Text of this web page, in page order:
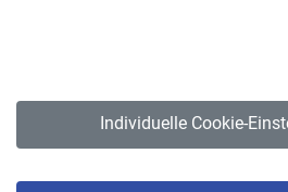
Individuelle Cookie-
Erklärung zur Barrierefreiheit